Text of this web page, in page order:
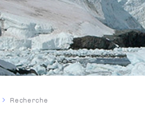
Recherche